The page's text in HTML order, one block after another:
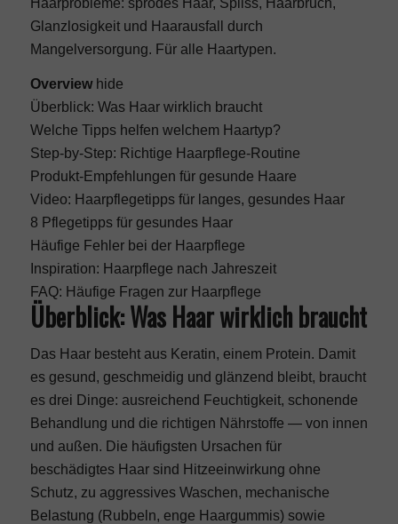
Glanzlosigkeit und Haarausfall durch
Mangelversorgung. Für alle Haartypen.
Overview hide
Überblick: Was Haar wirklich braucht
Welche Tipps helfen welchem Haartyp?
Step-by-Step: Richtige Haarpflege-Routine
Produkt-Empfehlungen für gesunde Haare
Video: Haarpflegetipps für langes, gesundes Haar
8 Pflegetipps für gesundes Haar
Häufige Fehler bei der Haarpflege
Inspiration: Haarpflege nach Jahreszeit
FAQ: Häufige Fragen zur Haarpflege
Überblick: Was Haar wirklich braucht
Das Haar besteht aus Keratin, einem Protein. Damit
es gesund, geschmeidig und glänzend bleibt, braucht
es drei Dinge: ausreichend Feuchtigkeit, schonende
Behandlung und die richtigen Nährstoffe — von innen
und außen. Die häufigsten Ursachen für
beschädigtes Haar sind Hitzeeinwirkung ohne
Schutz, zu aggressives Waschen, mechanische
Belastung (Rubbeln, enge Haargummis) sowie